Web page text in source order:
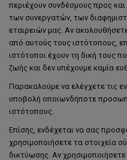
περιέχουν συνδέσμους προς
των συνεργατών, των
εταιρειών μας. Αν
από αυτούς τους ιστότοπους,
ιστότοποι έχουν τη δική τους
ζωής και δεν υπέχουμε καμία
Παρακαλούμε να ελέγχετε τις
υποβολή οποιωνδήποτε
ιστότοπους.
Επίσης, ενδέχεται να σας
χρησιμοποιήσετε τα στοιχεία
δικτύωσης. Αν